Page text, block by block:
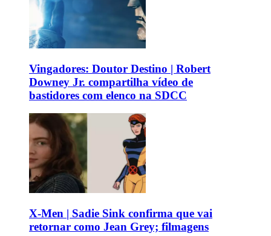
Vingadores: Doutor Destino | Robert
Downey Jr. compartilha vídeo de
bastidores com elenco na SDCC
X-Men | Sadie Sink confirma que vai
retornar como Jean Grey; filmagens